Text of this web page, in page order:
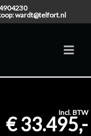
wardt@telfort.nl
Incl. BTW
€ 33.495,-